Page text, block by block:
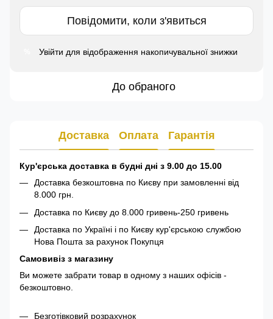
Повідомити, коли з'явиться
Увійти для відображення накопичувальної знижки
До обраного
Доставка Оплата Гарантія
Кур'єрська доставка в будні дні з 9.00 до 15.00
Доставка безкоштовна по Києву при замовленні від
8.000 грн.
Доставка по Києву до 8.000 гривень-250 гривень
Доставка по Україні і по Києву кур'єрською службою
Нова Пошта за рахунок Покупця
Самовивіз з магазину
Ви можете забрати товар в одному з наших офісів -
безкоштовно.
Безготівковий розрахунок